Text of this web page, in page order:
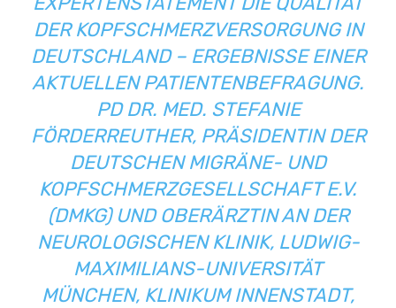
DER KOPFSCHMERZVERSORGUNG IN
DEUTSCHLAND – ERGEBNISSE EINER
AKTUELLEN PATIENTENBEFRAGUNG.
PD DR. MED. STEFANIE
FÖRDERREUTHER, PRÄSIDENTIN DER
DEUTSCHEN MIGRÄNE- UND
KOPFSCHMERZGESELLSCHAFT E.V.
(DMKG) UND OBERÄRZTIN AN DER
NEUROLOGISCHEN KLINIK, LUDWIG-
MAXIMILIANS-UNIVERSITÄT
MÜNCHEN, KLINIKUM INNENSTADT,